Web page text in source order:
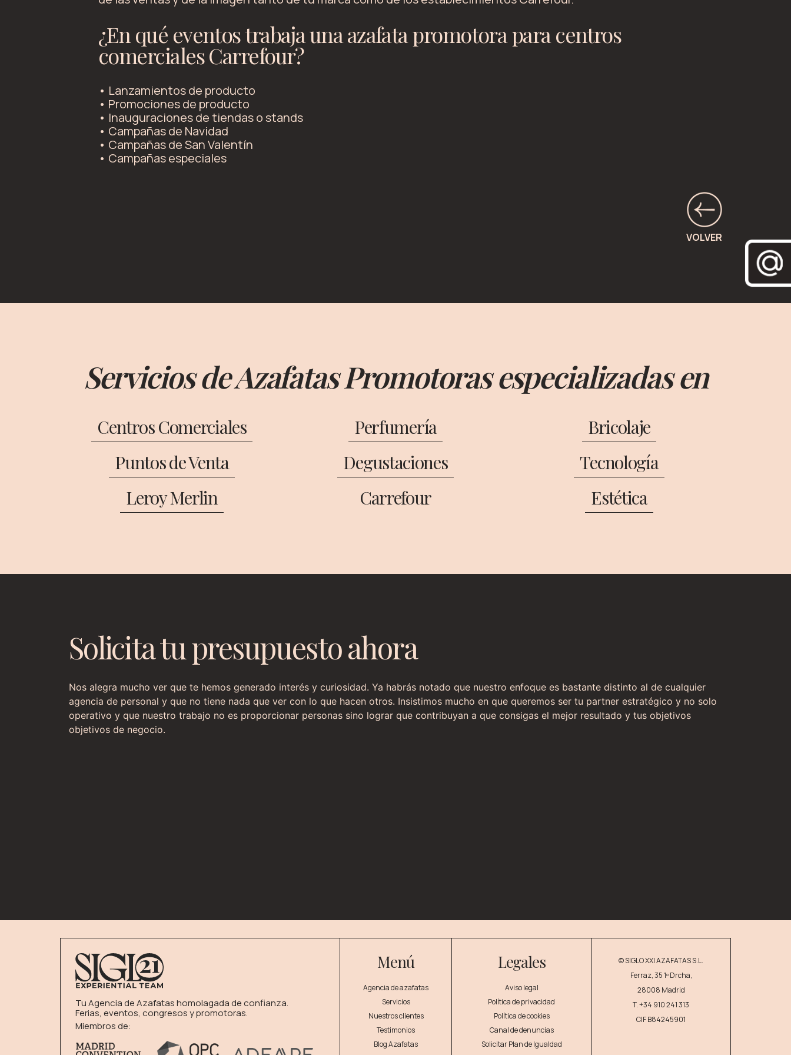
¿En qué eventos trabaja una azafata promotora para centros
comerciales Carrefour?
• Lanzamientos de producto
• Promociones de producto
• Inauguraciones de tiendas o stands
• Campañas de Navidad
• Campañas de San Valentín
• Campañas especiales
VOLVER
Servicios de Azafatas Promotoras especializadas en
Centros Comerciales Perfumería
Bricolaje
Puntos de Venta
Degustaciones
Tecnología
Leroy Merlin
Carrefour Estética
Solicita tu presupuesto ahora
Nos alegra mucho ver que te hemos generado interés y curiosidad. Ya habrás notado que nuestro enfoque es bastante distinto al de cualquier
agencia de personal y que no tiene nada que ver con lo que hacen otros. Insistimos mucho en que queremos ser tu partner estratégico y no solo
operativo y que nuestro trabajo no es proporcionar personas sino lograr que contribuyan a que consigas el mejor resultado y tus objetivos
objetivos de negocio.
Tu Agencia de Azafatas homolagada de confianza.
Ferias, eventos, congresos y promotoras.
Miembros de:
Menú
Agencia de azafatas
Servicios
Nuestros clientes
Testimonios
Blog Azafatas
Legales
Aviso legal
Política de privacidad
Política de cookies
Canal de denuncias
Solicitar Plan de Igualdad
© SIGLO XXI AZAFATAS S.L.
Ferraz, 35 1º Drcha,
28008 Madrid
T.+34 910 241 313
CIF B84245901